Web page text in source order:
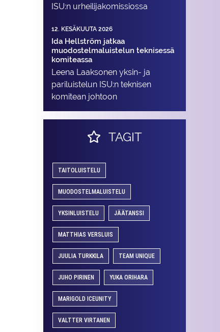
ISU:n urheilija­komissiossa
12. KESÄKUUTA 2026
Ida Hellström jatkaa
muodostelmaluistelun teknisessä
komiteassa
Leena Laaksonen yksin- ja
pariluistelun ISU:n teknisen
komitean johtoon
TAGIT
TAITOLUISTELU
MUODOSTELMALUISTELU
YKSINLUISTELU JÄÄTANSSI
MATTHIAS VERSLUIS
JUULIA TURKKILA TEAM UNIQUE
JUHO PIRINEN YUKA ORIHARA
MARIGOLD ICEUNITY
VALTTER VIRTANEN